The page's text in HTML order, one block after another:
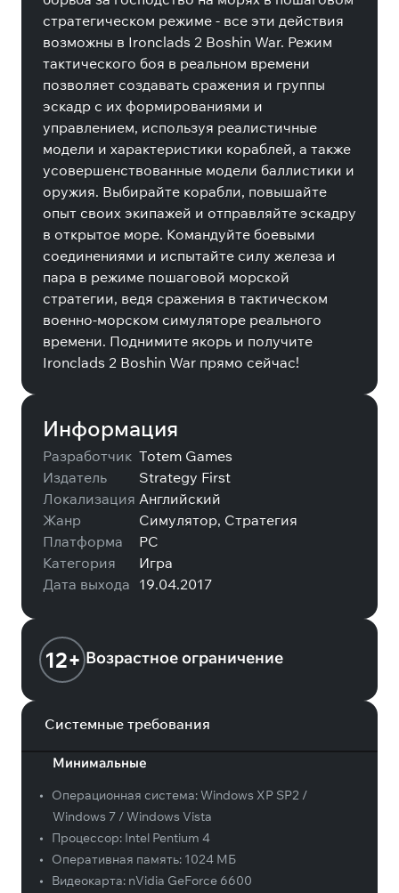
стратегическом режиме - все эти действия
возможны в Ironclads 2 Boshin War. Режим
тактического боя в реальном времени
позволяет создавать сражения и группы
эскадр с их формированиями и
управлением, используя реалистичные
модели и характеристики кораблей, а также
усовершенствованные модели баллистики и
оружия. Выбирайте корабли, повышайте
опыт своих экипажей и отправляйте эскадру
в открытое море. Командуйте боевыми
соединениями и испытайте силу железа и
пара в режиме пошаговой морской
стратегии, ведя сражения в тактическом
военно-морском симуляторе реального
времени. Поднимите якорь и получите
Ironclads 2 Boshin War прямо сейчас!
Информация
Разработчик Totem Games
Издатель
Strategy First
Локализация Английский
Жанр
Симулятор, Стратегия
Платформа
PC
Категория
Игра
Дата выхода 19.04.2017
12+ Возрастное ограничение
Системные требования
Минимальные
• Операционная система:Windows XP SP2 /
Windows 7 / Windows Vista
•
Процессор: Intel Pentium 4
•
Оперативная память: 1024 МБ
•
Видеокарта: nVidia GeForce 6600